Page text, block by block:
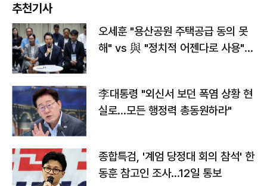
추천기사
오세훈 "용산공원 주택공급 동의 못
해" vs 與 "정치적 어젠다로 사용"
李대통령 "외신서 보던 폭염 상황 현
실로…모든 행정력 총동원하라"
종합특검, '계엄 당정대 회의 참석' 한
동훈 참고인 조사...12일 통보